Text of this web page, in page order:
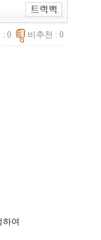
: 0 비추천 : 0
하여